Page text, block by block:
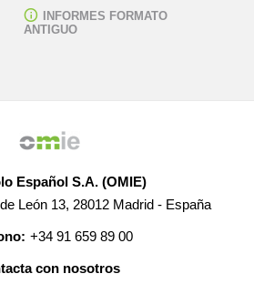
INFORMES FORMATO
ANTIGUO
Español S.A. (OMIE)
León 13, 28012 Madrid - España
+34 91 659 89 00
con nosotros